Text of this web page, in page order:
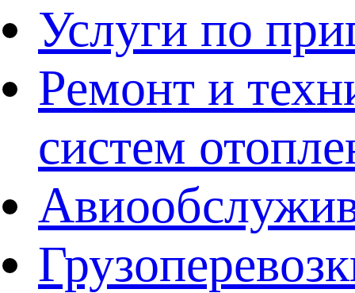
Услуги по
Ремонт и
систем